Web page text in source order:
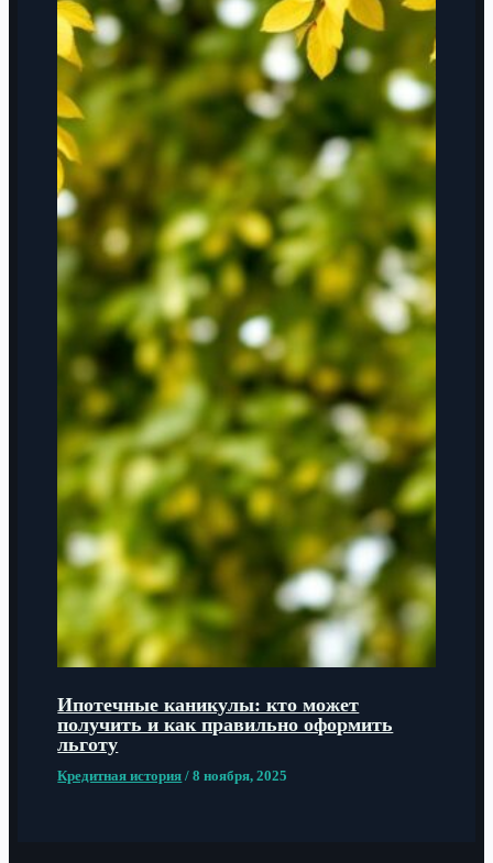
Ипотечные каникулы: кто может
получить и как правильно оформить
льготу
Кредитная история /8 ноября, 2025